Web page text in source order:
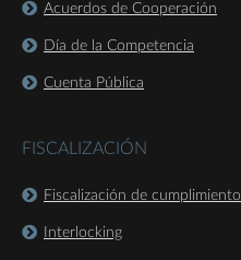
Acuerdos de Cooperación
Día de la Competencia
Cuenta Pública
FISCALIZACIÓN
Fiscalización de cumplimiento
Interlocking